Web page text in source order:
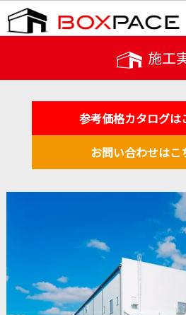
施工
参考価格カタログは
お問い合わせはこ